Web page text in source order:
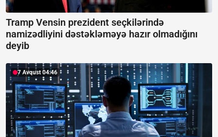
Tramp Vensin prezident seçkilərində
namizədliyini dəstəkləməyə hazır olmadığını
deyib
7 Avqust 04:46